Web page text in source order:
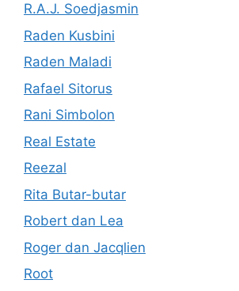
R.A.J. Soedjasmin
Raden Kusbini
Raden Maladi
Rafael Sitorus
Rani Simbolon
Real Estate
Reezal
Rita Butar-butar
Robert dan Lea
Roger dan Jacqlien
Root